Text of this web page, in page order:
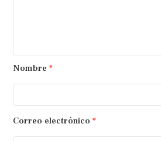
Nombre *
Correo electrónico *